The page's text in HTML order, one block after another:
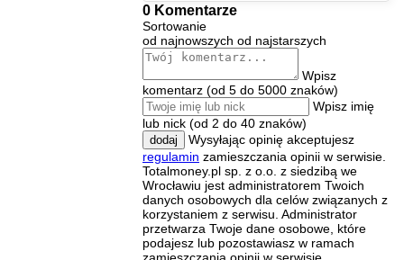
0 Komentarze
Sortowanie
od najnowszych od najstarszych
Wpisz
komentarz (od 5 do 5000 znaków)
Wpisz imię
lub nick (od 2 do 40 znaków)
dodaj
Wysyłając opinię akceptujesz
regulamin zamieszczania opinii w serwisie.
Totalmoney.pl sp. z o.o. z siedzibą we
Wrocławiu jest administratorem Twoich
danych osobowych dla celów związanych z
korzystaniem z serwisu. Administrator
przetwarza Twoje dane osobowe, które
podajesz lub pozostawiasz w ramach
zamieszczania opinii w serwisie.